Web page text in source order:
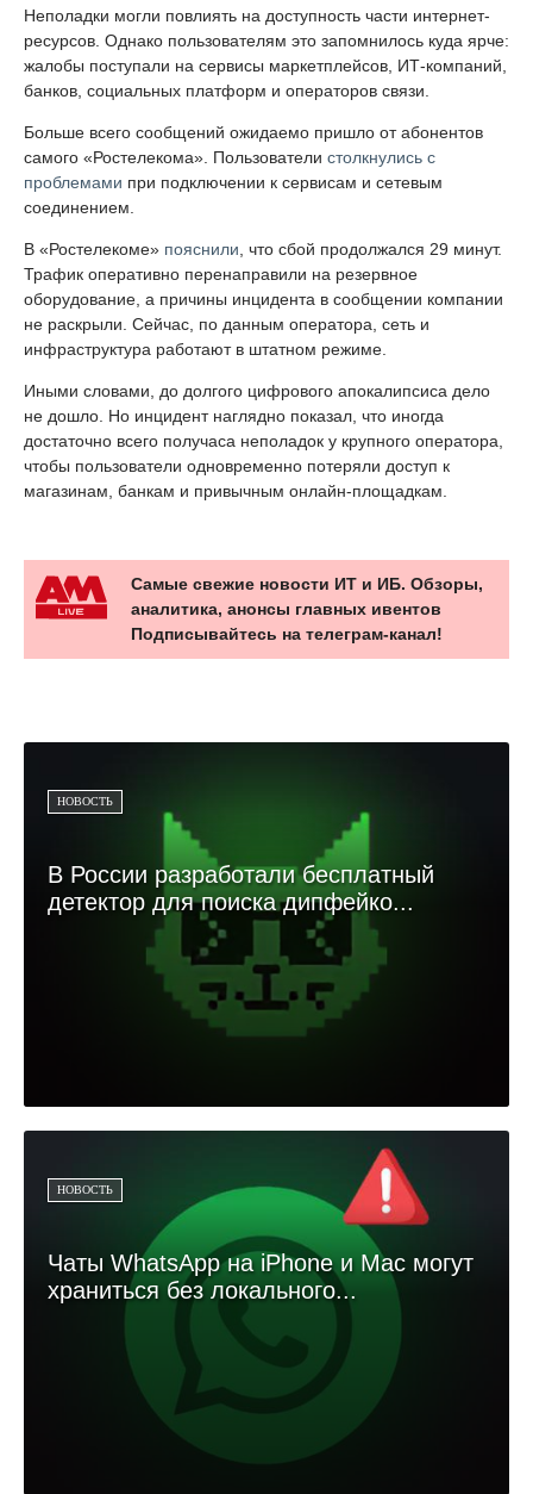
Неполадки могли повлиять на доступность части интернет-
ресурсов. Однако пользователям это запомнилось куда ярче:
жалобы поступали на сервисы маркетплейсов, ИТ-компаний,
банков, социальных платформ и операторов связи.
Больше всего сообщений ожидаемо пришло от абонентов
самого «Ростелекома». Пользователи столкнулись с
проблемами при подключении к сервисам и сетевым
соединением.
В «Ростелекоме» пояснили , что сбой продолжался 29 минут.
Трафик оперативно перенаправили на резервное
оборудование, а причины инцидента в сообщении компании
не раскрыли. Сейчас, по данным оператора, сеть и
инфраструктура работают в штатном режиме.
Иными словами, до долгого цифрового апокалипсиса дело
не дошло. Но инцидент наглядно показал, что иногда
достаточно всего получаса неполадок у крупного оператора,
чтобы пользователи одновременно потеряли доступ к
магазинам, банкам и привычным онлайн-площадкам.
Самые свежие новости ИТ и ИБ. Обзоры,
аналитика, анонсы главных ивентов
Подписывайтесь на телеграм-канал!
НОВОСТЬ
В России разработали бесплатный
детектор для поиска дипфейко...
НОВОСТЬ
Чаты WhatsApp на iPhone и Mac могут
храниться без локального...